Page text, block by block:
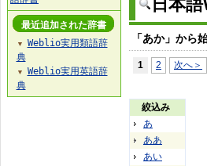
日本
「あか」から
1 2 次へ＞
絞込み
あ
ああ
あい
最近追加された辞書
▼
Weblio実用類語辞
典
▼
Weblio実用英語辞
典